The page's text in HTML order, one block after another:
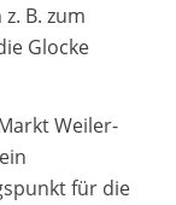
B. zum
Glocke
Weiler-
für die